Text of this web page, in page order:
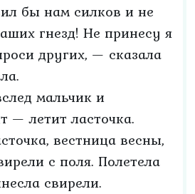
бы нам силков и не
гнезд! Не принесу я
других, — сказала
мальчик и
— летит ласточка.
вестница весны,
с поля. Полетела
свирели.